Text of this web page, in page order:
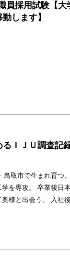
員採用試験【
します】
ＩＪＵ調査記
鳥取市で生まれ育つ
を専攻。 卒業後日
様と出会う。 入社